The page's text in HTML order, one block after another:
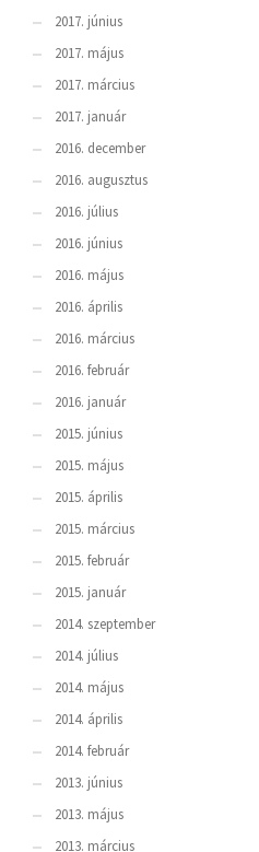
2017. június
2017. május
2017. március
2017. január
2016. december
2016. augusztus
2016. július
2016. június
2016. május
2016. április
2016. március
2016. február
2016. január
2015. június
2015. május
2015. április
2015. március
2015. február
2015. január
2014. szeptember
2014. július
2014. május
2014. április
2014. február
2013. június
2013. május
2013. március